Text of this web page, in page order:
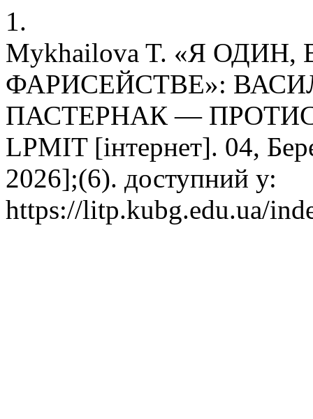
1.
Mykhailova T. «Я
ФАРИСЕЙСТВЕ»:
ПАСТЕРНАК —
LPMIT [інтернет]. 04,
2026];(6). доступний у:
https://litp.kubg.edu.ua/